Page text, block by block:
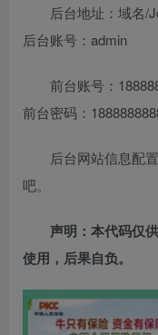
后台地址：域名/
后台账号：admin
前台账号：
前台密码：
后台网站信息配
吧。
声明：本代码仅
使用，后果自负。